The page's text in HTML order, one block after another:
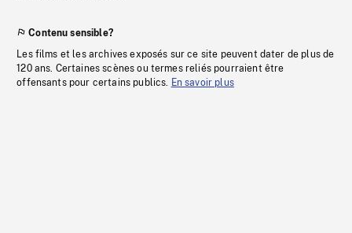
Contenu sensible?
Les films et les archives exposés sur ce site peuvent dater de plus de
120 ans. Certaines scènes ou termes reliés pourraient être
offensants pour certains publics. En savoir plus